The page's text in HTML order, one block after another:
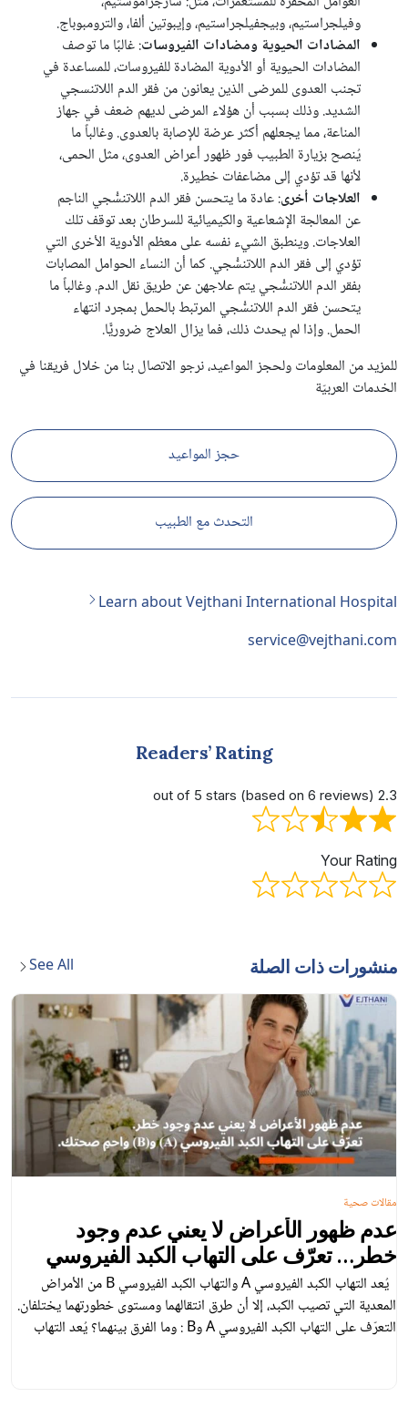
وفيلجراستيم، وبيجفيلجراستيم، وإيبوتين ألفا، والترومبوباج.
المضادات الحيوية ومضادات الفيروسات: غالبًا ما توصف
المضادات الحيوية أو الأدوية المضادة للفيروسات، للمساعدة في
تجنب العدوى للمرضى الذين يعانون من فقر الدم اللاتنسجي
الشديد. وذلك بسبب أن هؤلاء المرضى لديهم ضعف في جهاز
المناعة، مما يجعلهم أكثر عرضة للإصابة بالعدوى. وغالباً ما
يُنصح بزيارة الطبيب فور ظهور أعراض العدوى، مثل الحمى،
لأنها قد تؤدي إلى مضاعفات خطيرة.
العلاجات أخرى: عادة ما يتحسن فقر الدم اللاتنسُّجي الناجم
عن المعالجة الإشعاعية والكيميائية للسرطان بعد توقف تلك
العلاجات. وينطبق الشيء نفسه على معظم الأدوية الأخرى التي
تؤدي إلى فقر الدم اللاتنسُّجي. كما أن النساء الحوامل المصابات
بفقر الدم اللاتنسُّجي يتم علاجهن عن طريق نقل الدم. وغالباً ما
يتحسن فقر الدم اللاتنسُّجي المرتبط بالحمل بمجرد انتهاء
الحمل. وإذا لم يحدث ذلك، فما يزال العلاج ضروريًّا.
للمزيد من المعلومات ولحجز المواعيد، نرجو الاتصال بنا من خلال فريقنا في
الخدمات العربيّة
حجز المواعيد
التحدث مع الطبيب
Learn about Vejthani International Hospital
service@vejthani.com
Readers’ Rating
2.3 out of 5 stars (based on 6 reviews)
Your Rating
منشورات ذات الصلة See All
يعني عدم وجود
الكبد الفيروسي
يُعد التهاب الكبد الفيروسي A والتهاب الكبد الفيروسي B من الأمراض
انتقالهما ومستوى خطورتهما يختلفان.
التعرّف على التهاب الكبد الفيروسي A وB : وما الفرق بينهما؟ يُعد التهاب
هل خمول الطفل
أعراض مرض
مرض اليد والقدم
ما هو مرض اليد والقدم والفم؟
حادة شائعة لدى الأطفال
حيث تنتج معظم الحالات عن